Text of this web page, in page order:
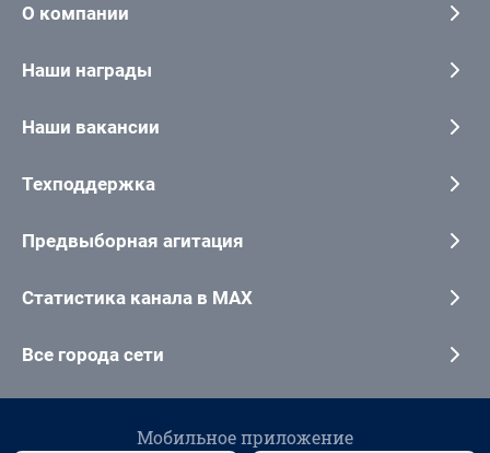
О компании
Наши награды
Наши вакансии
Техподдержка
Предвыборная агитация
Статистика канала в MAX
Все города сети
Мобильное приложение